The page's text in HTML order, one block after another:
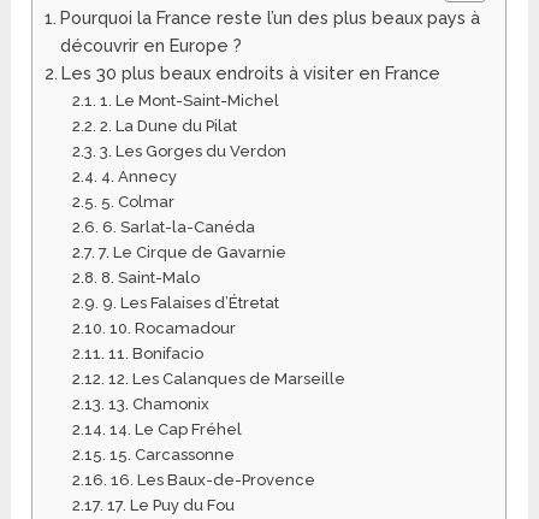
Pourquoi la France reste l’un des plus beaux pays à
découvrir en Europe ?
Les 30 plus beaux endroits à visiter en France
1. Le Mont-Saint-Michel
2. La Dune du Pilat
3. Les Gorges du Verdon
4. Annecy
5. Colmar
6. Sarlat-la-Canéda
7. Le Cirque de Gavarnie
8. Saint-Malo
9. Les Falaises d’Étretat
10. Rocamadour
11. Bonifacio
12. Les Calanques de Marseille
13. Chamonix
14. Le Cap Fréhel
15. Carcassonne
16. Les Baux-de-Provence
17. Le Puy du Fou